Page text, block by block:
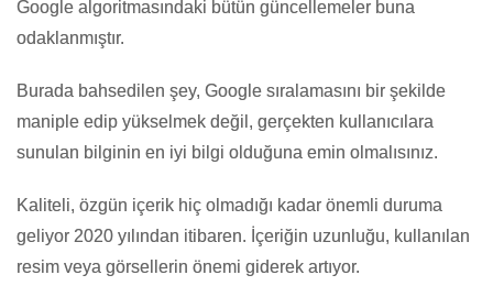
Google algoritmasındaki bütün güncellemeler buna
odaklanmıştır.
Burada bahsedilen şey, Google sıralamasını bir şekilde
maniple edip yükselmek değil, gerçekten kullanıcılara
sunulan bilginin en iyi bilgi olduğuna emin olmalısınız.
Kaliteli, özgün içerik hiç olmadığı kadar önemli duruma
geliyor 2020 yılından itibaren. İçeriğin uzunluğu, kullanılan
resim veya görsellerin önemi giderek artıyor.